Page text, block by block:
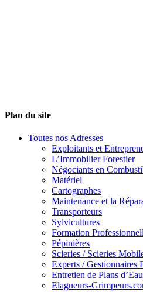
Plan du site
Toutes nos Adresses
Exploitants et
L’Immobilier Forestier
Négociants en
Matériel
Cartographes
Maintenance et la
Transporteurs
Sylvicultures
Formation
Pépinières
Scieries / Scieries
Experts / Gestionnaires
Entretien de Plans d’Eau
Elagueurs-